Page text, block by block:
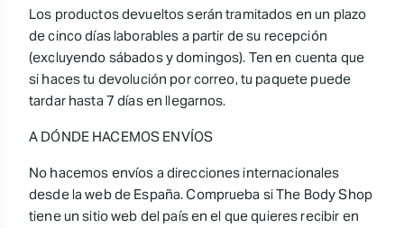
Los productos devueltos serán tramitados en un plazo
de cinco días laborables a partir de su recepción
(excluyendo sábados y domingos). Ten en cuenta que
si haces tu devolución por correo, tu paquete puede
tardar hasta 7 días en llegarnos.
A DÓNDE HACEMOS ENVÍOS
No hacemos envíos a direcciones internacionales
desde la web de España. Comprueba si The Body Shop
tiene un sitio web del país en el que quieres recibir en